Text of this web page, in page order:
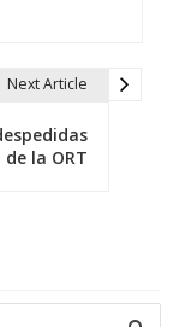
Next Article
de la ORT